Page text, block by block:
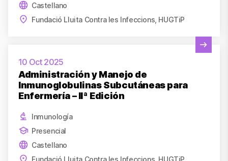
Castellano
Fundació Lluita Contra les Infeccions, HUGTiP
10 Oct 2025
Administración y Manejo de
Inmunoglobulinas Subcutáneas para
Enfermería – IIª Edición
Inmunología
Presencial
Castellano
Fundació Lluita Contra les Infeccions, HUGTiP